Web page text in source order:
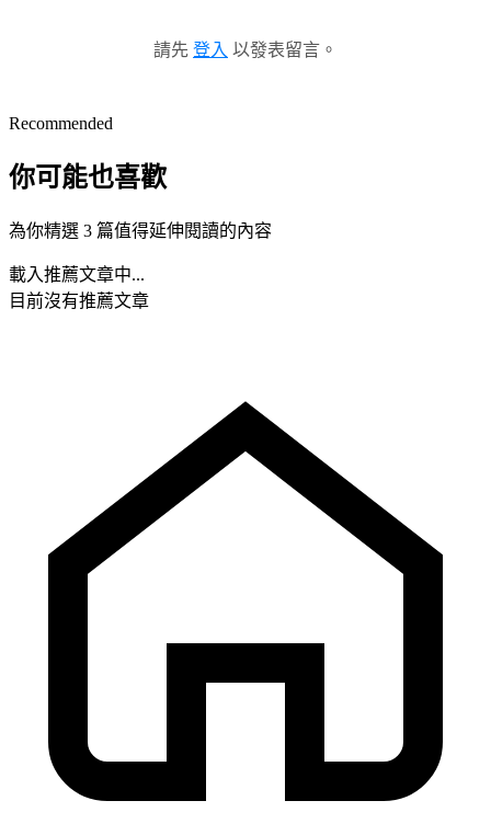
請先 登入 以發表留言。
Recommended
你可能也喜歡
為你精選 3 篇值得延伸閱讀的內容
載入推薦文章中...
目前沒有推薦文章